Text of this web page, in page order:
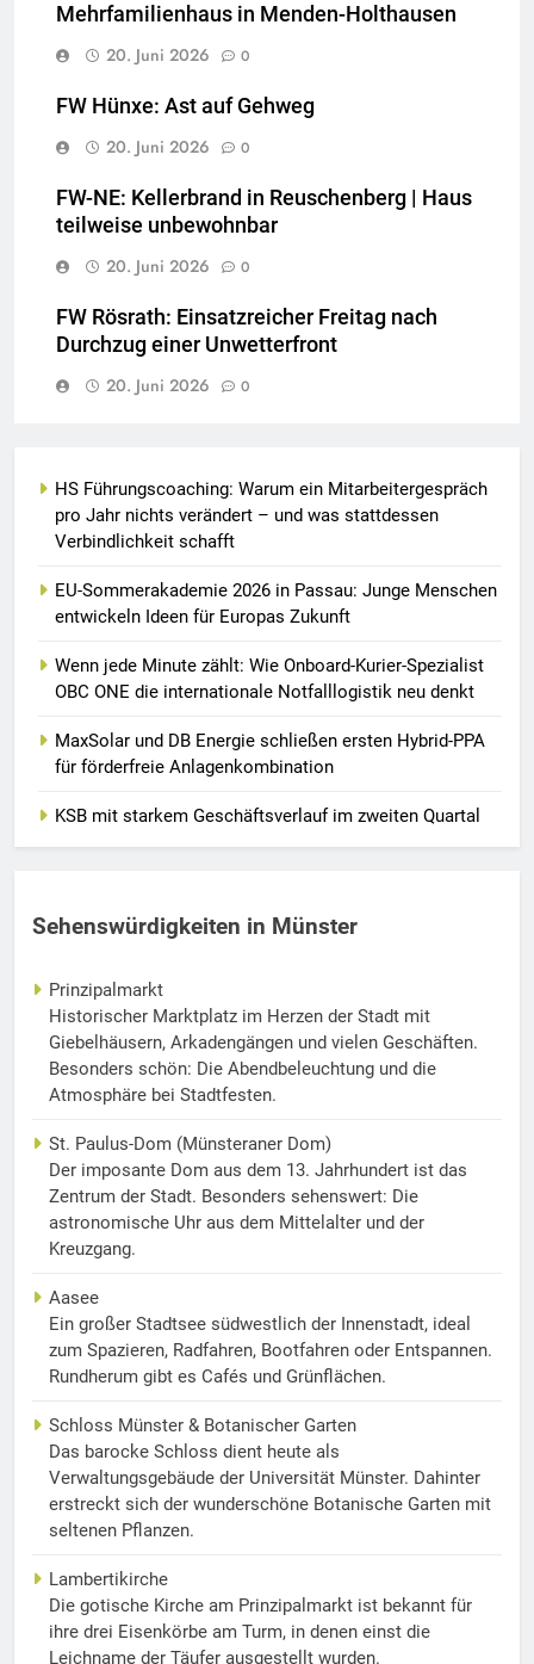
Mehrfamilienhaus in Menden-Holthausen
20. Juni 2026
0
FW Hünxe: Ast auf Gehweg
20. Juni 2026
0
FW-NE: Kellerbrand in Reuschenberg | Haus
teilweise unbewohnbar
20. Juni 2026
0
FW Rösrath: Einsatzreicher Freitag nach
Durchzug einer Unwetterfront
20. Juni 2026
0
HS Führungscoaching: Warum ein Mitarbeitergespräch
pro Jahr nichts verändert – und was stattdessen
Verbindlichkeit schafft
EU-Sommerakademie 2026 in Passau: Junge Menschen
entwickeln Ideen für Europas Zukunft
Wenn jede Minute zählt: Wie Onboard-Kurier-Spezialist
OBC ONE die internationale Notfalllogistik neu denkt
MaxSolar und DB Energie schließen ersten Hybrid-PPA
für förderfreie Anlagenkombination
KSB mit starkem Geschäftsverlauf im zweiten Quartal
Sehenswürdigkeiten in Münster
Prinzipalmarkt
Historischer Marktplatz im Herzen der Stadt mit
Giebelhäusern, Arkadengängen und vielen Geschäften.
Besonders schön: Die Abendbeleuchtung und die
Atmosphäre bei Stadtfesten.
St. Paulus-Dom (Münsteraner Dom)
Der imposante Dom aus dem 13. Jahrhundert ist das
Zentrum der Stadt. Besonders sehenswert: Die
astronomische Uhr aus dem Mittelalter und der
Kreuzgang.
Aasee
Ein großer Stadtsee südwestlich der Innenstadt, ideal
zum Spazieren, Radfahren, Bootfahren oder Entspannen.
Rundherum gibt es Cafés und Grünflächen.
Schloss Münster & Botanischer Garten
Das barocke Schloss dient heute als
Verwaltungsgebäude der Universität Münster. Dahinter
erstreckt sich der wunderschöne Botanische Garten mit
seltenen Pflanzen.
Lambertikirche
Die gotische Kirche am Prinzipalmarkt ist bekannt für
ihre drei Eisenkörbe am Turm, in denen einst die
Leichname der Täufer ausgestellt wurden.